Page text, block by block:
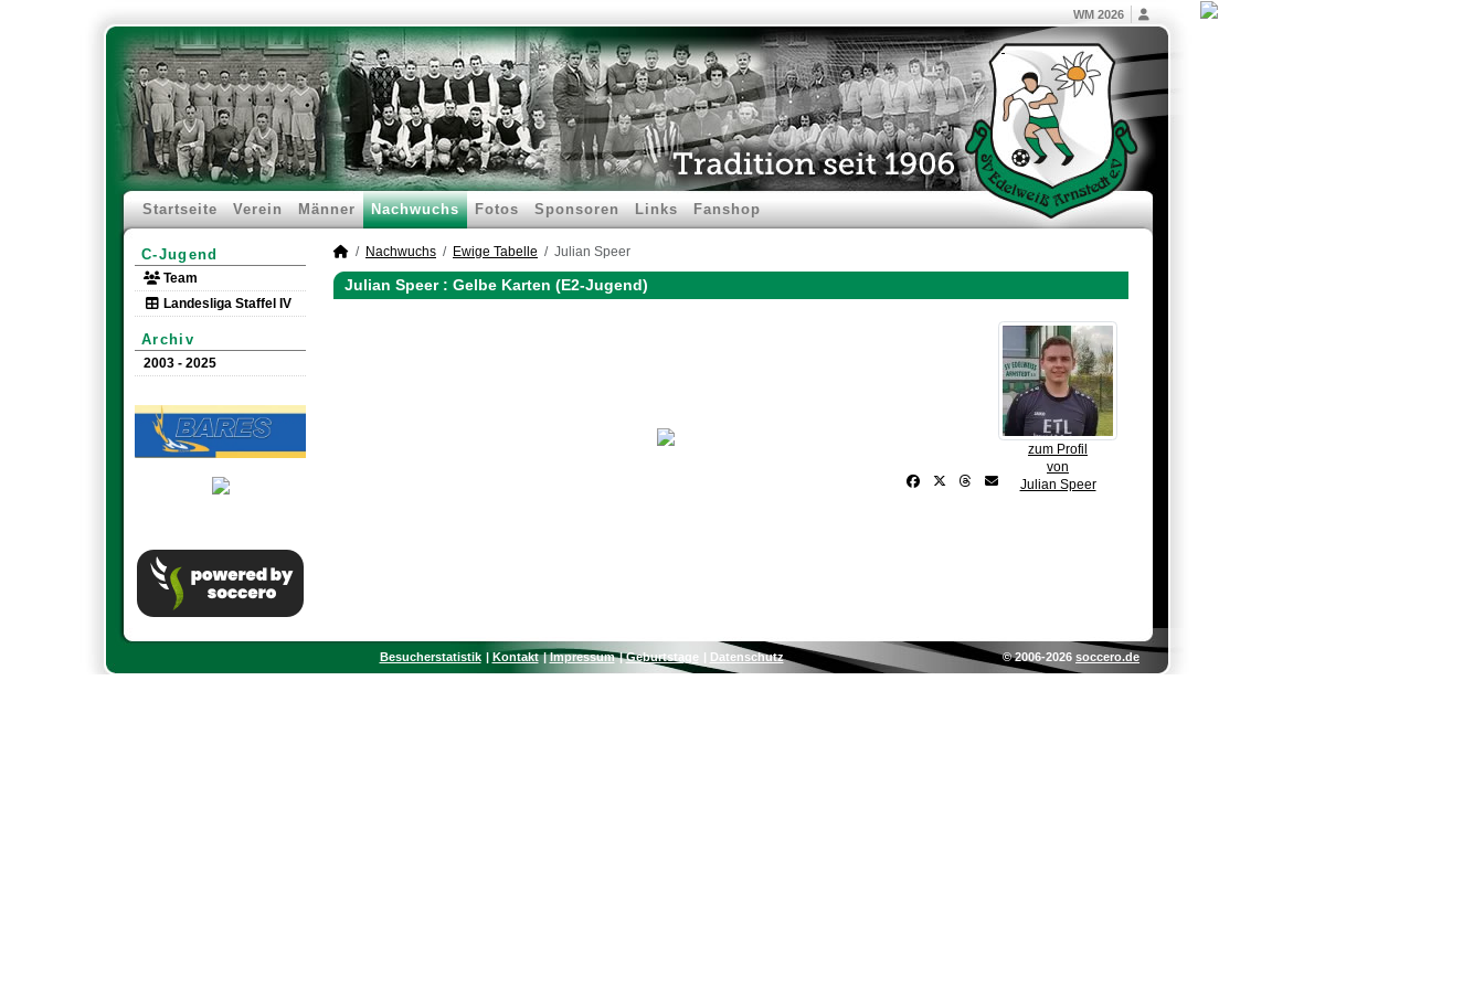
WM 2026
Startseite Verein Männer Nachwuchs Fotos Sponsoren Links Fanshop
C-Jugend
Team
Landesliga Staffel IV
Archiv
2003 - 2025
Nachwuchs Ewige Tabelle Julian Speer
Julian Speer : Gelbe Karten (E2-Jugend)
zum Profil
von
Julian Speer
Besucherstatistik Kontakt Impressum Geburtstage Datenschutz © 2006-2026 soccero.de